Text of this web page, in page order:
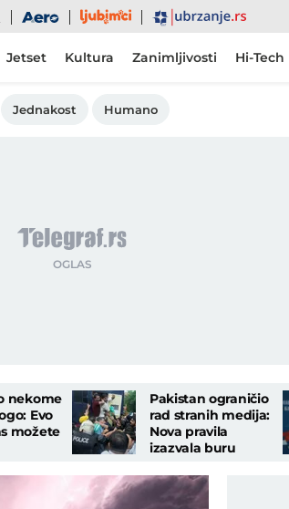
Aero Ljubimci Ubrzanje
Jetset Kultura Zanimljivosti Hi-Tech
Jednakost Humano
nekome
Evo
možete
Pakistan ograničio
rad stranih medija:
Nova pravila
izazvala buru